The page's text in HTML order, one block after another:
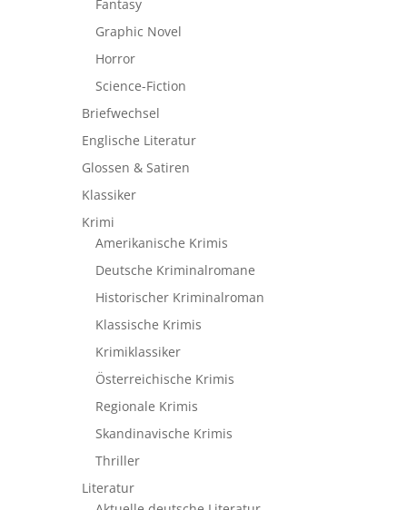
Fantasy
Graphic Novel
Horror
Science-Fiction
Briefwechsel
Englische Literatur
Glossen & Satiren
Klassiker
Krimi
Amerikanische Krimis
Deutsche Kriminalromane
Historischer Kriminalroman
Klassische Krimis
Krimiklassiker
Österreichische Krimis
Regionale Krimis
Skandinavische Krimis
Thriller
Literatur